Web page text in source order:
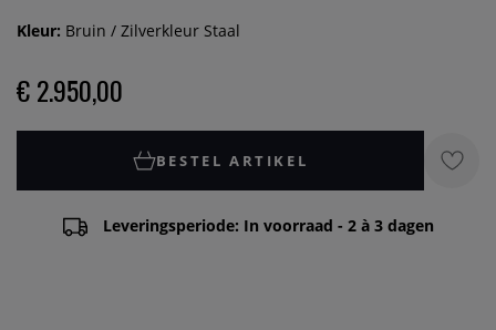
Kleur: Bruin / Zilverkleur Staal
€ 2.950,00
BESTEL ARTIKEL
Leveringsperiode: In voorraad - 2 à 3 dagen